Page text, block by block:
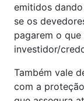
emitidos
se os
pagarem o
investidor/
Também vale
com a